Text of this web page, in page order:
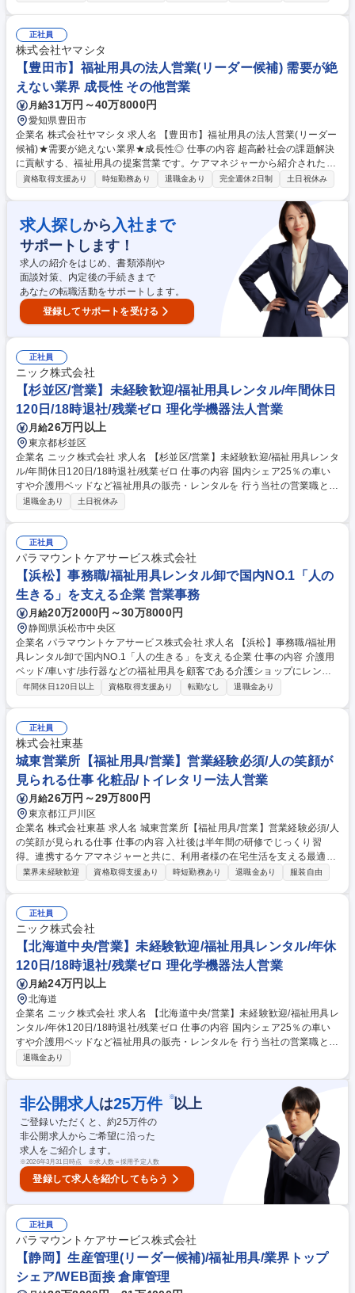
式で先輩との同行アポイントが半年程度あります。車椅子や介護ベッドな
ど様々な福祉用具を取り扱うので覚える必要がありますが、実物をすぐ確
認できるので商品を覚えやすい環境です。 募集職種 本部勤務【福祉用具/
営業】営業経験必須/人の笑顔が見られる仕事
正社員
株式会社ヤマシタ
【豊田市】福祉用具の法人営業(リーダー候補) 需要が絶
えない業界 成長性 その他営業
月給31万円～40万8000円
愛知県豊田市
企業名 株式会社ヤマシタ 求人名 【豊田市】福祉用具の法人営業(リーダー
候補)★需要が絶えない業界★成長性◎ 仕事の内容 超高齢社会の課題解決
に貢献する、福祉用具の提案営業です。ケアマネジャーから紹介された高
齢者宅を訪問し、車いすや介護ベッドなど1000種類以上の商品から、生
アマネジャー）を訪問し、福祉用具を必要とする高齢者を紹介いただきま
す。■紹介後はご自宅へ伺い、身体状況や住環境を丁寧にヒアリングした
上で、最適な用具を選定・提案します。■契約後の納品や、定期的なアフ
ターフォローも担当します。卸を介さない自社在庫管理により、迅速な納
品が可能。専門知識は入社後の研修でしっかり身につけられます。 募集職
種 【豊田市】福祉用具の法人営業(リーダー候補)★需要が絶えない業界★
成長性◎
資格取得支援あり 時短勤務あり 退職金あり 完全週休2日制 土日祝休み
求人探しから 入社まで
サポートします！
求人の紹介をはじめ、書類添削や
面談対策、内定後の手続きまで
あなたの転職活動をサポートします。
登録してサポートを受ける
正社員
ニック株式会社
【杉並区/営業】未経験歓迎/福祉用具レンタル/年間休日
120日/18時退社/残業ゼロ 理化学機器法人営業
月給26万円以上
東京都杉並区
企業名 ニック株式会社 求人名 【杉並区/営業】未経験歓迎/福祉用具レンタ
ル/年間休日120日/18時退社/残業ゼロ 仕事の内容 国内シェア25％の車い
すや介護用ベッドなど福祉用具の販売・レンタルを 行う当社の営業職とし
て、病院や福祉施設に対する法人営業(販売メイン) と、個人の利用者様向
用具の選定と提案、取扱説明、納品まで。また半年に一度、納品した商品
のチェックや利用者様の状態を確認し、必要に応じて用具の再選定を行う
など顧客サポートにも力を入れており、1人1人の要望を汲み取った営業を
行うことができます。営業1名あたり100名前後のお客様を担当します
が、長期の関係構築ができる場合も多くあります。 募集職種 【杉並区/営
業】未経験歓迎/福祉用具レンタル/年間休日120日/18時退社/残業ゼロ
退職金あり 土日祝休み
正社員
パラマウントケアサービス株式会社
【浜松】事務職/福祉用具レンタル卸で国内NO.1「人の
生きる」を支える企業 営業事務
月給20万2000円～30万8000円
静岡県浜松市中央区
企業名 パラマウントケアサービス株式会社 求人名 【浜松】事務職/福祉用
具レンタル卸で国内NO.1「人の生きる」を支える企業 仕事の内容 介護用
ベッド/車いす/歩行器などの福祉用具を顧客である介護ショップにレンタ
ルする際の事務作業全般を中心に担当いただきます。営業のサポート業務
介在価値の高い仕事です。そのため、事務作業だけでなく、人と接するこ
とで周りの人をサポート・業績に間接的に関与していけることがやりがい
です。ルーチンワークの中にも、自分だけの色を出していけるのが、この
仕事の面白みでもあります。 ※変更範囲：無し（ただし本人の希望がある
場合かつ職種転換された場合は当社業務全般） 募集職種 【浜松】事務職/
福祉用具レンタル卸で国内NO.1「人の生きる」を支える企業
年間休日120日以上 資格取得支援あり 転勤なし 退職金あり
正社員
株式会社東基
城東営業所【福祉用具/営業】営業経験必須/人の笑顔が
見られる仕事 化粧品/トイレタリー法人営業
月給26万円～29万800円
東京都江戸川区
企業名 株式会社東基 求人名 城東営業所【福祉用具/営業】営業経験必須/人
の笑顔が見られる仕事 仕事の内容 入社後は半年間の研修でじっくり習
得。連携するケアマネジャーと共に、利用者様の在宅生活を支える最適な
用具を選定。夜勤や身体介助なく、あなたの知識で「自分らしい生活」を
JT形式で先輩との同行アポイントが半年程度あります。車椅子や介護ベッ
ドなど様々な福祉用具を取り扱うので覚える必要がありますが、実物をす
ぐ確認できるので商品を覚えやすい環境です。 募集職種 城東営業所【福
祉用具/営業】営業経験必須/人の笑顔が見られる仕事
業界未経験歓迎 資格取得支援あり 時短勤務あり 退職金あり 服装自由
正社員
ニック株式会社
【北海道中央/営業】未経験歓迎/福祉用具レンタル/年休
120日/18時退社/残業ゼロ 理化学機器法人営業
月給24万円以上
北海道
企業名 ニック株式会社 求人名 【北海道中央/営業】未経験歓迎/福祉用具レ
ンタル/年休120日/18時退社/残業ゼロ 仕事の内容 国内シェア25％の車い
すや介護用ベッドなど福祉用具の販売・レンタルを 行う当社の営業職とし
て、病院や福祉施設に対する法人営業(販売メイン) と、個人の利用者様向
ジャーやユーザーへのヒアリング（身体状況・住宅状況など）から、福祉
用具の選定と提案、取扱説明、納品まで。また半年に一度、納品した商品
のチェックや利用者様の状態を確認し、必要に応じて用具の再選定を行う
など顧客サポートにも力を入れており、1人1人の要望を汲み取った営業を
行うことができます。営業1名あたり100名前後のお客様を担当します
が、長期の関係構築ができる場合も多くあります。 募集職種 【北海道中
央/営業】未経験歓迎/福祉用具レンタル/年休120日/18時退社/残業ゼロ
退職金あり
非公開求人 は25万件 ※以上
ご登録いただくと、約25万件の
非公開求人からご希望に沿った
求人をご紹介します。
※2026年3月31日時点 ※求人数＝採用予定人数
登録して求人を紹介してもらう
正社員
パラマウントケアサービス株式会社
【静岡】生産管理(リーダー候補)/福祉用具/業界トップ
シェア/WEB面接 倉庫管理